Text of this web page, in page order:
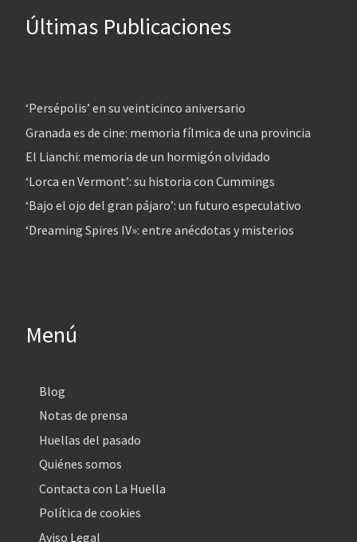
Últimas Publicaciones
‘Persépolis’ en su veinticinco aniversario
Granada es de cine: memoria fílmica de una provincia
El Lianchi: memoria de un hormigón olvidado
‘Lorca en Vermont’: su historia con Cummings
‘Bajo el ojo del gran pájaro’: un futuro especulativo
‘Dreaming Spires IV»: entre anécdotas y misterios
Menú
Blog
Notas de prensa
Huellas del pasado
Quiénes somos
Contacta con La Huella
Política de cookies
Aviso Legal